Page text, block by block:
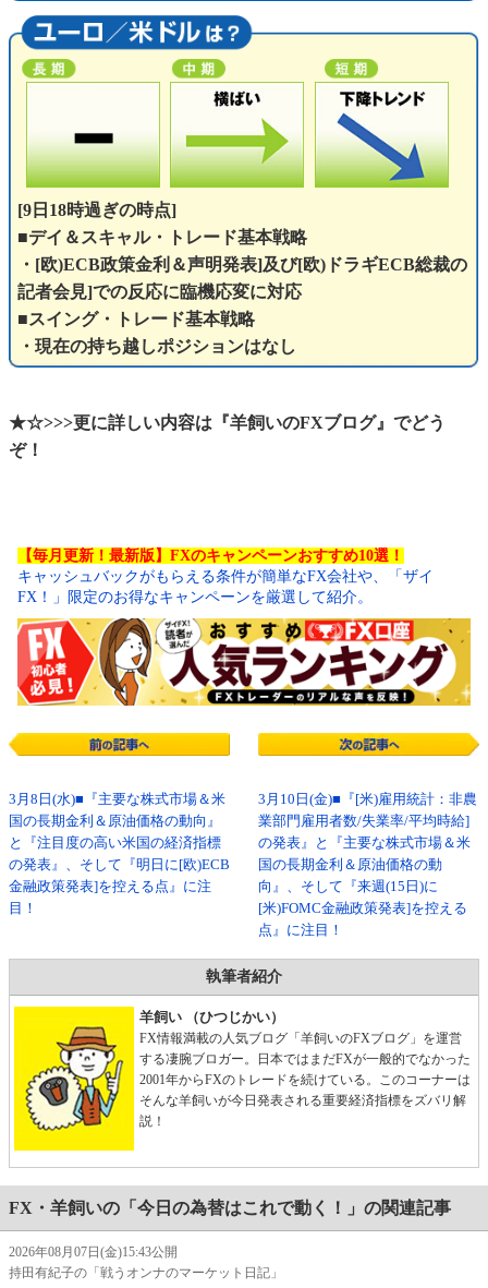
[9日18時過ぎの時点]
■デイ＆スキャル・トレード基本戦略
・[欧)ECB政策金利＆声明発表]及び[欧)ドラギECB総裁の
記者会見]での反応に臨機応変に対応
■スイング・トレード基本戦略
・現在の持ち越しポジションはなし
★☆>>>更に詳しい内容は『羊飼いのFXブログ』でどう
ぞ！
【毎月更新！最新版】FXのキャンペーンおすすめ10選！
キャッシュバックがもらえる条件が簡単なFX会社や、「ザイ
FX！」限定のお得なキャンペーンを厳選して紹介。
3月8日(水)■『主要な株式市場＆米
国の長期金利＆原油価格の動向』
と『注目度の高い米国の経済指標
の発表』、そして『明日に[欧)ECB
金融政策発表]を控える点』に注
目！
3月10日(金)■『[米)雇用統計：非農
業部門雇用者数/失業率/平均時給]
の発表』と『主要な株式市場＆米
国の長期金利＆原油価格の動
向』、そして『来週(15日)に
[米)FOMC金融政策発表]を控える
点』に注目！
執筆者紹介
羊飼い （ひつじかい）
FX情報満載の人気ブログ「羊飼いのFXブログ」を運営
する凄腕ブロガー。日本ではまだFXが一般的でなかった
2001年からFXのトレードを続けている。このコーナーは
そんな羊飼いが今日発表される重要経済指標をズバリ解
説！
FX・羊飼いの「今日の為替はこれで動く！」の関連記事
2026年08月07日(金)15:43公開
持田有紀子の「戦うオンナのマーケット日記」